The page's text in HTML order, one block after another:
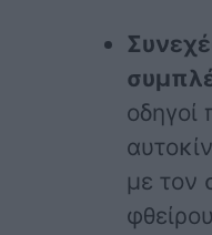
οδηγοί
με τον